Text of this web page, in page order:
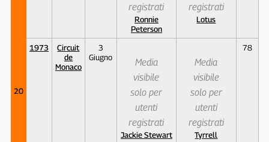
registrati
Ronnie
Peterson
registrati
Lotus
20
1973
Circuit
de
Monaco
3
Giugno
Media
visibile
solo per
utenti
registrati
Jackie Stewart
Media
visibile
solo per
utenti
registrati
Tyrrell
78